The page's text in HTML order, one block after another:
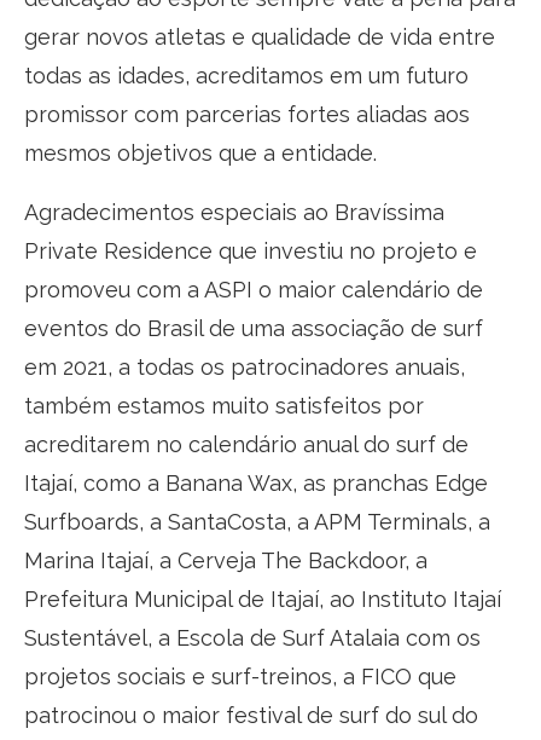
gerar novos atletas e qualidade de vida entre
todas as idades, acreditamos em um futuro
promissor com parcerias fortes aliadas aos
mesmos objetivos que a entidade.
Agradecimentos especiais ao Bravíssima
Private Residence que investiu no projeto e
promoveu com a ASPI o maior calendário de
eventos do Brasil de uma associação de surf
em 2021, a todas os patrocinadores anuais,
também estamos muito satisfeitos por
acreditarem no calendário anual do surf de
Itajaí, como a Banana Wax, as pranchas Edge
Surfboards, a SantaCosta, a APM Terminals, a
Marina Itajaí, a Cerveja The Backdoor, a
Prefeitura Municipal de Itajaí, ao Instituto Itajaí
Sustentável, a Escola de Surf Atalaia com os
projetos sociais e surf-treinos, a FICO que
patrocinou o maior festival de surf do sul do